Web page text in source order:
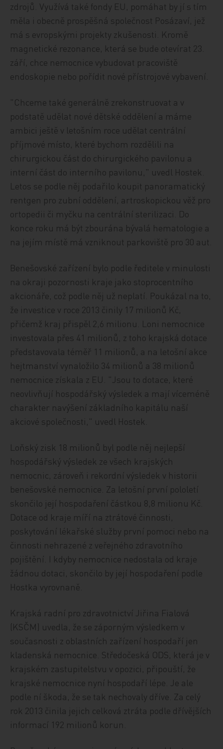
zdrojů. Využívá také fondy EU, pomáhat by jí s tím
měla i obecně prospěšná společnost Posázaví, jež
má s evropskými projekty zkušenosti. Kromě
magnetické rezonance, která se bude otevírat 23.
září, chce nemocnice vybudovat pracoviště
endoskopie nebo pořídit nové přístrojové vybavení.
"Chceme také generálně zrekonstruovat a v
podstatě udělat nové dětské oddělení a máme
ambici ještě v letošním roce udělat centrální
příjmové místo, které bychom rozdělili na
chirurgickou část do chirurgického pavilonu a
interní část do interního pavilonu," uvedl Hostek.
Letos se podle něj podařilo koupit panoramatický
rentgen pro zubní oddělení, artroskopickou věž pro
ortopedii či myčku na centrální sterilizaci. Do
konce roku má být zbourána bývalá hematologie a
na jejím místě má vzniknout parkoviště pro 30 aut.
Benešovské zařízení bylo podle ředitele v minulosti
na okraji pozornosti kraje jako stoprocentního
akcionáře, což podle něj už neplatí. Poukázal na to,
že investice v roce 2013 činily 17 milionů Kč,
přičemž kraj přispěl 2,6 milionu. Loni nemocnice
investovala přes 41 milionů, z toho krajská dotace
představovala téměř 11 milionů, a na letošní akce
hejtmanství vynaložilo 34 milionů a 38 milionů
nemocnice získala z EU. "Jsou to dotace, které
neovlivňují hospodářský výsledek a mají víceméně
charakter navýšení základního kapitálu naší
akciové společnosti," uvedl Hostek.
Loňský zisk 18 milionů byl podle něj nejlepší
hospodářský výsledek ze všech krajských
nemocnic, zároveň i rekordní výsledek v historii
benešovské nemocnice. Za letošní první pololetí
skončilo její hospodaření částkou 8,8 milionu Kč.
Dotace od kraje míří na ztrátové činnosti,
poskytování lékařské služby první pomoci nebo na
činnosti nehrazené z veřejného zdravotního
pojištění. I kdyby nemocnice nedostala od kraje
žádnou dotaci, skončilo by její hospodaření podle
Hostka vyrovnaně.
Krajská radní pro zdravotnictví Jiřina Fialová
(KSČM) uvedla, že se záporným výsledkem v
současnosti z oblastních zařízení hospodaří jen
kladenská nemocnice. Středočeská ODS, která je v
krajském zastupitelstvu v opozici, připouští, že
krajské nemocnice nyní hospodaří lépe. Je ale
podle ní škoda, že se tak nechovaly dříve. Za celý
rok 2013 činila jejich celková ztráta podle dřívějších
informací 192 milionů korun.